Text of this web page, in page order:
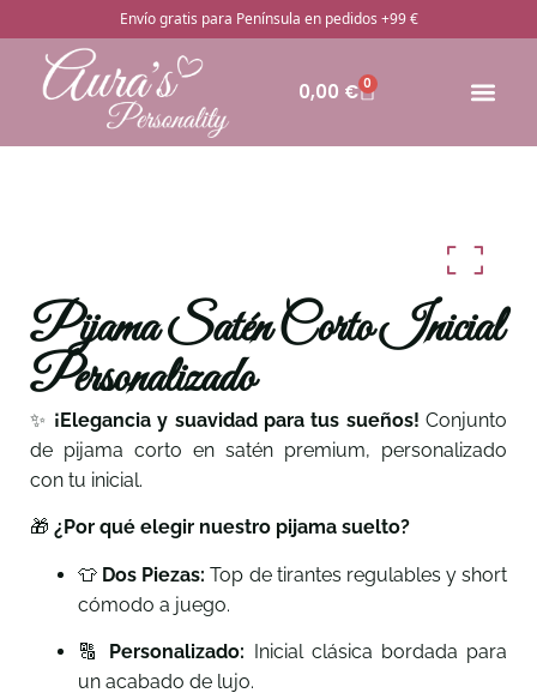
Envío gratis para Península en pedidos +99 €
0,00 € 0
Pijama Satén Corto Inicial
Personalizado
✨ ¡Elegancia y suavidad para tus sueños! Conjunto
de pijama corto en satén premium, personalizado
con tu inicial.
🎁 ¿Por qué elegir nuestro pijama suelto?
👕 Dos Piezas: Top de tirantes regulables y short
cómodo a juego.
🔠 Personalizado: Inicial clásica bordada para
un acabado de lujo.